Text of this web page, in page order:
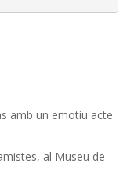
amb un emotiu acte
al Museu de